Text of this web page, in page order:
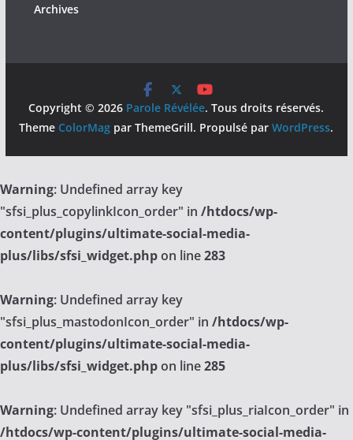
Archives
Copyright © 2026 Parole Révélée. Tous droits réservés.
Theme ColorMag par ThemeGrill. Propulsé parWordPress.
Warning: Undefined array key
"sfsi_plus_copylinkIcon_order" in /htdocs/wp-
content/plugins/ultimate-social-media-
plus/libs/sfsi_widget.phpon line283
Warning: Undefined array key
"sfsi_plus_mastodonIcon_order" in /htdocs/wp-
content/plugins/ultimate-social-media-
plus/libs/sfsi_widget.phpon line285
Warning: Undefined array key "sfsi_plus_riaIcon_order" in
/htdocs/wp-content/plugins/ultimate-social-media-